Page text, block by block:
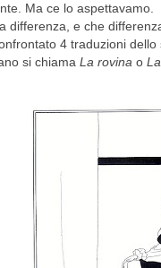
Ma ce lo aspettavamo.
differenza, e che
4 traduzioni dello
si chiama La rovina o